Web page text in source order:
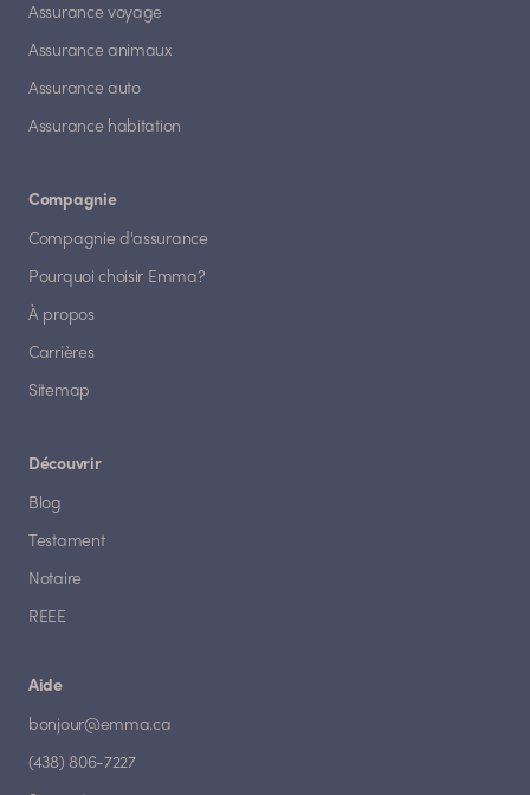
Assurance voyage
Assurance animaux
Assurance auto
Assurance habitation
Compagnie
Compagnie d'assurance
Pourquoi choisir Emma?
À propos
Carrières
Sitemap
Découvrir
Blog
Testament
Notaire
REEE
Aide
bonjour@emma.ca
(438) 806-7227